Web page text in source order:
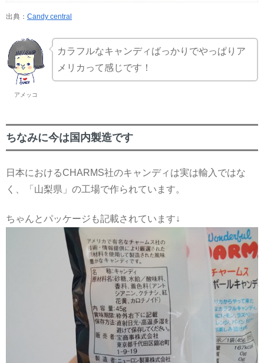
出典： Candy central
アメッコ
カラフルなキャンディばっかりでやっぱりア
メリカって感じです！
ちなみに今は国内製造です
日本におけるCHARMS社のキャンディは実は輸入ではな
く、「山梨県」の工場で作られています。
ちゃんとパッケージも記載されています↓